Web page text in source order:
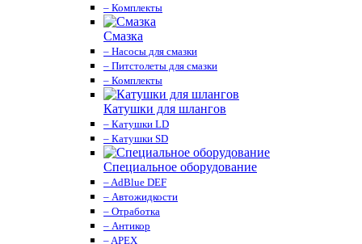
– Комплекты
Смазка
– Насосы для смазки
– Питстолеты для смазки
– Комплекты
Катушки для шлангов
– Катушки LD
– Катушки SD
Специальное оборудование
– AdBlue DEF
– Автожидкости
– Отработка
– Антикор
– APEX